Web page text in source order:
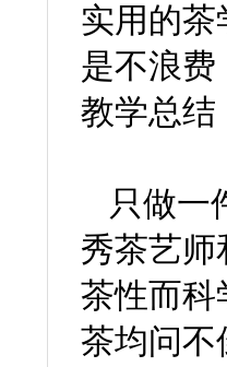
实用的茶
是不浪费
教学总结
只做一
秀茶艺师
茶性而科
茶均问不